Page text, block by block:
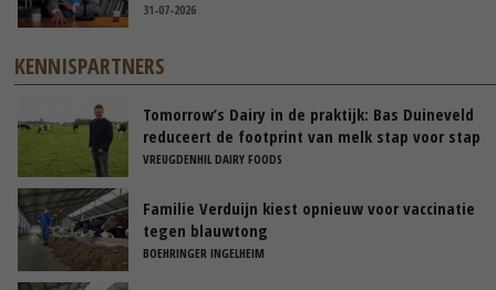
31-07-2026
KENNISPARTNERS
Tomorrow’s Dairy in de praktijk: Bas Duineveld
reduceert de footprint van melk stap voor stap
VREUGDENHIL DAIRY FOODS
Familie Verduijn kiest opnieuw voor vaccinatie
tegen blauwtong
BOEHRINGER INGELHEIM